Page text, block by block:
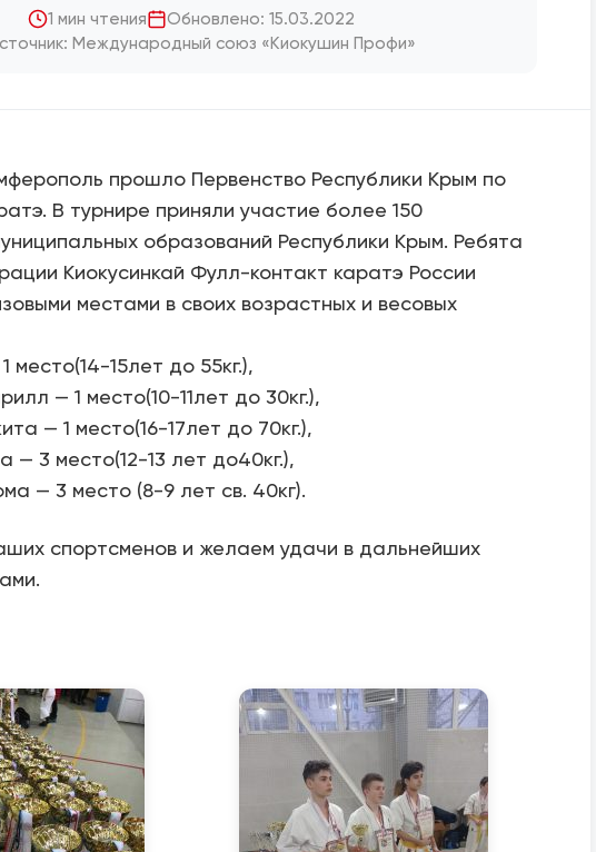
1 мин чтения
Обновлено: 15.03.2022
Международный союз «Киокушин Профи»
прошло Первенство Республики Крым по
В турнире приняли участие более 150
образований Республики Крым. Ребята
Киокусинкай Фулл-контакт каратэ России
местами в своих возрастных и весовых
место(14-15лет до 55кг.),
— 1 место(10-11лет до 30кг.),
— 1 место(16-17лет до 70кг.),
— 3 место(12-13 лет до40кг.),
— 3 место (8-9 лет св. 40кг).
спортсменов и желаем удачи в дальнейших